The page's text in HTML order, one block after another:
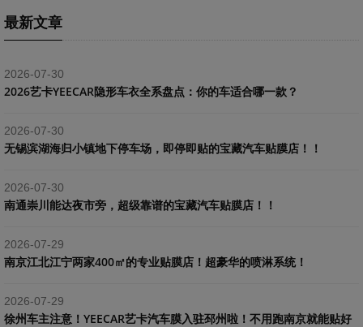
最新文章
2026-07-30
2026艺卡YEECAR隐形车衣全系盘点：你的车适合哪一款？
2026-07-30
​无锡滨湖海归小镇地下停车场，即停即贴的宝藏汽车贴膜店！！
2026-07-30
南通崇川能达夜市旁，超级靠谱的宝藏汽车贴膜店！！
2026-07-29
南京江北江宁两家400㎡的专业贴膜店！超豪华的喷淋系统！
2026-07-29
​徐州车主注意！YEECAR艺卡汽车膜入驻邳州啦！不用跑南京就能贴好